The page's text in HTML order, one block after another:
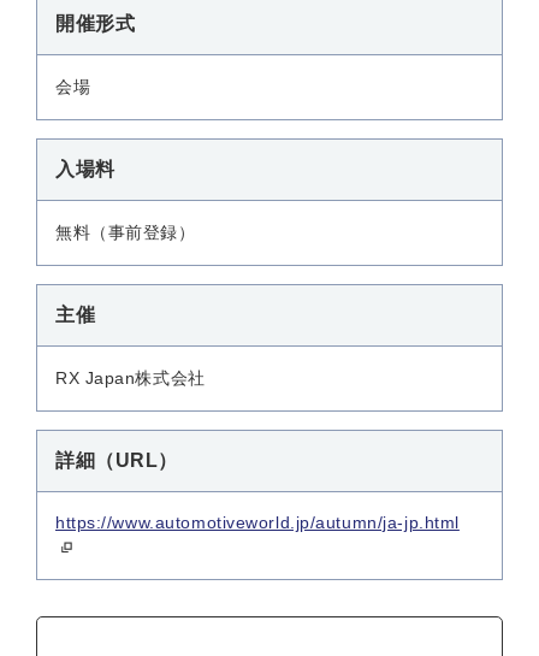
開催形式
会場
入場料
無料（事前登録）
主催
RX Japan株式会社
詳細（URL）
https://www.automotiveworld.jp/autumn/ja-jp.html